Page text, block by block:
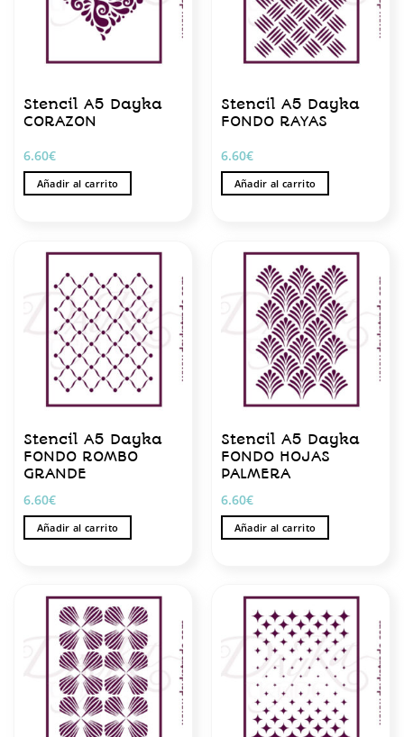
Stencil A5 Dayka
CORAZON
6.60€
Añadir al carrito
Stencil A5 Dayka
FONDO RAYAS
6.60€
Añadir al carrito
Stencil A5 Dayka
FONDO ROMBO
GRANDE
6.60€
Añadir al carrito
Stencil A5 Dayka
FONDO HOJAS
PALMERA
6.60€
Añadir al carrito